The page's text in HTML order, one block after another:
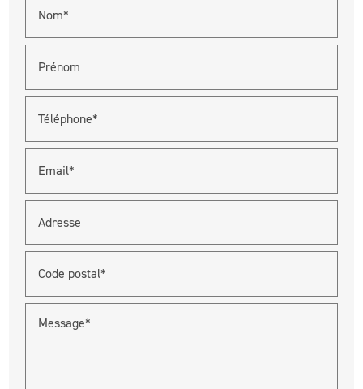
Nom*
Prénom
Téléphone*
Email*
Adresse
Code postal*
Message*